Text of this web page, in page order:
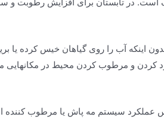
اینکه آب را روی گیاهان خیس کرده یا
و مرطوب کردن محیط در مکانهایی
عملکرد سیستم مه پاش یا مرطوب